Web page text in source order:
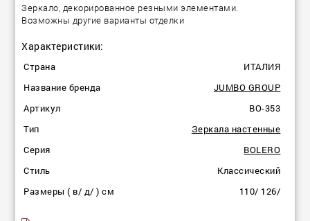
Зеркало, декорированное резными элементами.
Возможны другие варианты отделки
Характеристики:
Страна
ИТАЛИЯ
Название бренда
JUMBO GROUP
Артикул
BO-353
Тип
Зеркала настенные
Серия
BOLERO
Стиль
Классический
Размеры ( в/ д/ ) см
110/ 126/